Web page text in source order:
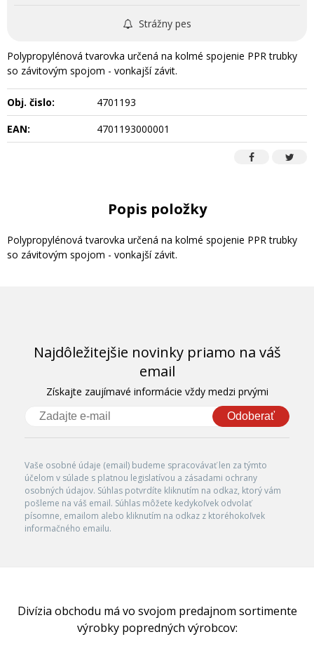
Strážny pes
Polypropylénová tvarovka určená na kolmé spojenie PPR trubky
so závitovým spojom - vonkajší závit.
Obj. čislo:
4701193
EAN:
4701193000001
Popis položky
Polypropylénová tvarovka určená na kolmé spojenie PPR trubky
so závitovým spojom - vonkajší závit.
Najdôležitejšie novinky priamo na váš
email
Získajte zaujímavé informácie vždy medzi prvými
Odoberať
Vaše osobné údaje (email) budeme spracovávať len za týmto
účelom v súlade s platnou legislatívou a zásadami ochrany
osobných údajov. Súhlas potvrdíte kliknutím na odkaz, ktorý vám
pošleme na váš email. Súhlas môžete kedykoľvek odvolať
písomne, emailom alebo kliknutím na odkaz z ktoréhokoľvek
informačného emailu.
Divízia obchodu má vo svojom predajnom sortimente
výrobky popredných výrobcov: